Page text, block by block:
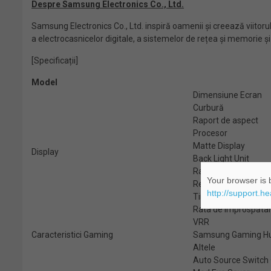
Despre Samsung Electronics Co., Ltd.
Samsung Electronics Co., Ltd. inspiră oamenii și creează
a electrocasnicelor digitale, a sistemelor de rețea și memorie
[Specificații]
Model
Display
Dimensiune Ecran
Curbură
Raport de aspect
Procesor
Matte Display
Back Light Unit
Raport de contrast
Rezoluție
Timp de răspuns
Rata de
Caracteristici Gaming
VRR
Samsung Gaming
Altele
Auto Source Switch
Your browser is
http://